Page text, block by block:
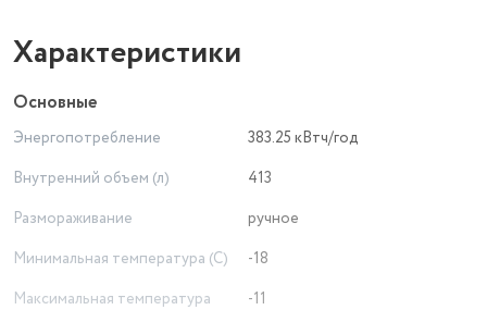
устройство включено и работает. Дверь морозильного
ларя закрывается настолько плотно, что даже при
отключении электропитания внутри него ещё долго
условия.
Характеристики
Основные
Энергопотребление
383.25 кВтч/год
Внутренний объем (л)
413
Размораживание
ручное
Минимальная температура (С)
-18
Максимальная температура
-11